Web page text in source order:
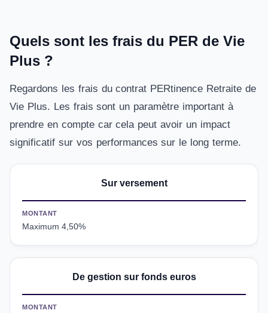
Quels sont les frais du PER de Vie
Plus ?
Regardons les frais du contrat PERtinence Retraite de
Vie Plus. Les frais sont un paramètre important à
prendre en compte car cela peut avoir un impact
significatif sur vos performances sur le long terme.
Sur versement
MONTANT
Maximum 4,50%
De gestion sur fonds euros
MONTANT